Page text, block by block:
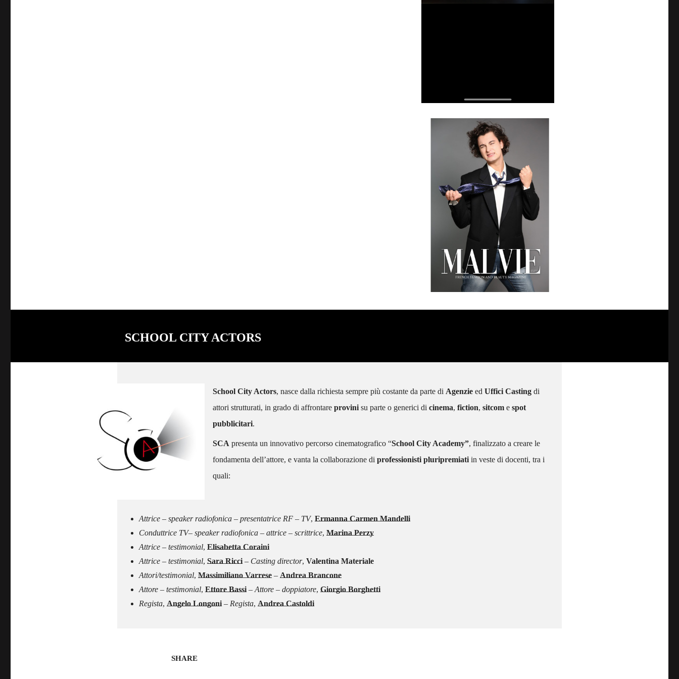
SCHOOL CITY ACTORS
School City Actors, nasce dalla richiesta sempre più costante da parte di Agenzie ed Uffici Casting di
attori strutturati, in grado di affrontare provini su parte o generici di cinema, fiction, sitcom e spot
pubblicitari.
SCA presenta un innovativo percorso cinematografico “School City Academy”, finalizzato a creare le
fondamenta dell’attore, e vanta la collaborazione di professionisti pluripremiati in veste di docenti, tra i
quali:
Attrice – speaker radiofonica – presentatrice RF – TV, Ermanna Carmen Mandelli
Conduttrice TV– speaker radiofonica – attrice – scrittrice, Marina Perzy
Attrice – testimonial, Elisabetta Coraini
Attrice – testimonial, Sara Ricci – Casting director, Valentina Materiale
Attori/testimonial, Massimiliano Varrese – Andrea Brancone
Attore – testimonial, Ettore Bassi – Attore – doppiatore, Giorgio Borghetti
Regista, Angelo Longoni – Regista, Andrea Castoldi
SHARE